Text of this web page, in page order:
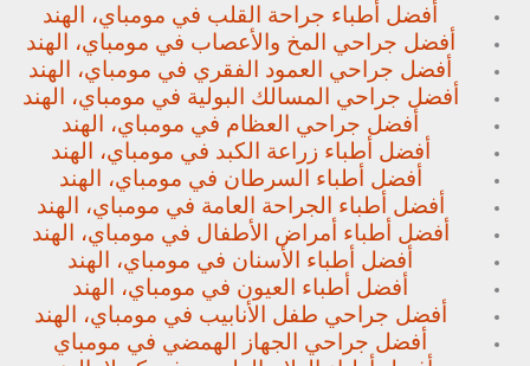
أفضل أطباء جراحة القلب في مومباي، الهند
أفضل جراحي المخ والأعصاب في مومباي، الهند
أفضل جراحي العمود الفقري في مومباي، الهند
أفضل جراحي المسالك البولية في مومباي، الهند
أفضل جراحي العظام في مومباي، الهند
أفضل أطباء زراعة الكبد في مومباي، الهند
أفضل أطباء السرطان في مومباي، الهند
أفضل أطباء الجراحة العامة في مومباي، الهند
أفضل أطباء أمراض الأطفال في مومباي، الهند
أفضل أطباء الأسنان في مومباي، الهند
أفضل أطباء العيون في مومباي، الهند
أفضل جراحي طفل الأنابيب في مومباي، الهند
أفضل جراحي الجهاز الهمضي في مومباي